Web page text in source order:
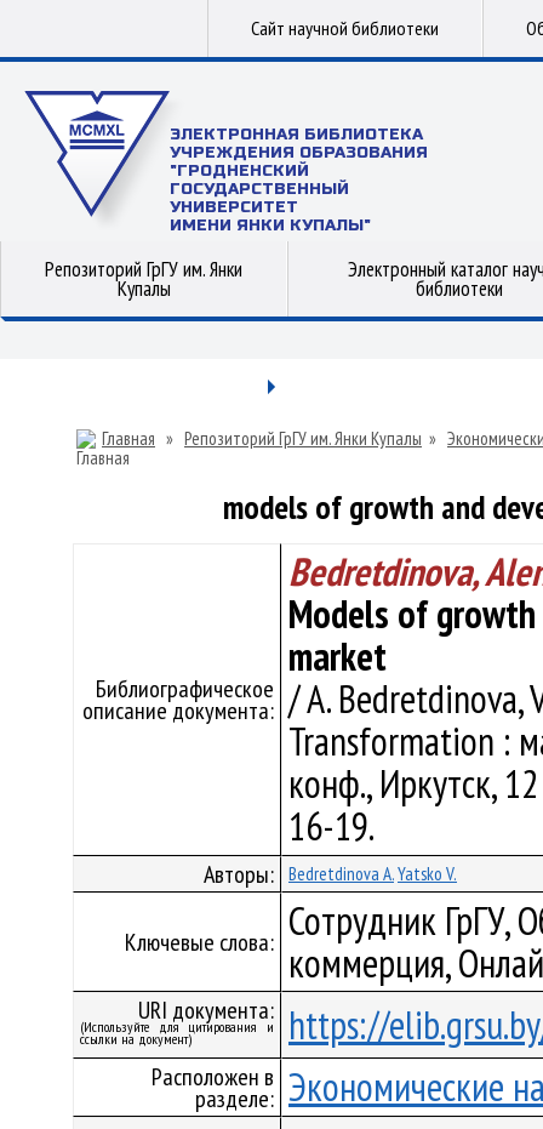
Сайт научной библиотеки
ЭЛЕКТРОННАЯ БИБЛИОТЕКА
УЧРЕЖДЕНИЯ ОБРАЗОВАНИЯ
"ГРОДНЕНСКИЙ
ГОСУДАРСТВЕННЫЙ
УНИВЕРСИТЕТ
ИМЕНИ ЯНКИ КУПАЛЫ"
Репозиторий ГрГУ им. Янки
Купалы
Электронный каталог
библиотеки
Главная » Репозиторий ГрГУ им. Янки Купалы »
models of growth and
Библиографическое
описание документа:
Bedretdinova,
Models of
market
/ A. Bedretdinova,
Transformation :
конф., Иркутск,
16-19.
Авторы: Bedretdinova A.Yatsko V.
Ключевые слова: Сотрудник ГрГУ,
коммерция,
URI документа:
(Используйте для цитирования и
ссылки на документ) https://
Расположен в
разделе: Экономические